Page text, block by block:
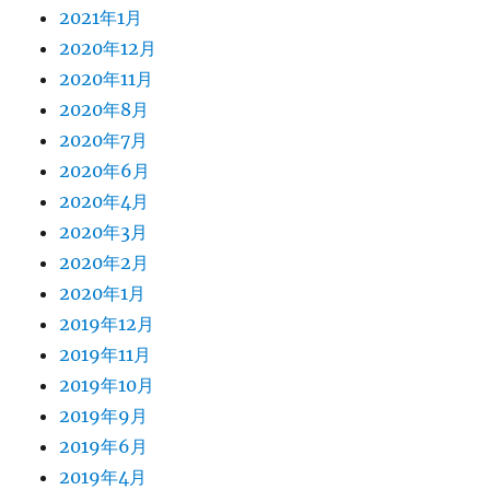
2021年1月
2020年12月
2020年11月
2020年8月
2020年7月
2020年6月
2020年4月
2020年3月
2020年2月
2020年1月
2019年12月
2019年11月
2019年10月
2019年9月
2019年6月
2019年4月